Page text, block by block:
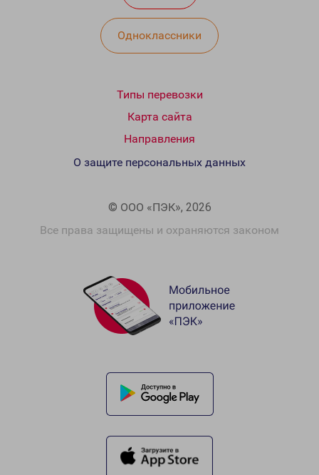
Одноклассники
Типы перевозки
Карта сайта
Направления
© ООО «ПЭК», 2026
Все права защищены и охраняются законом
О защите персональных данных